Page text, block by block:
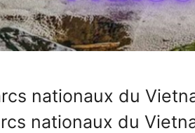
nationaux du
nationaux du